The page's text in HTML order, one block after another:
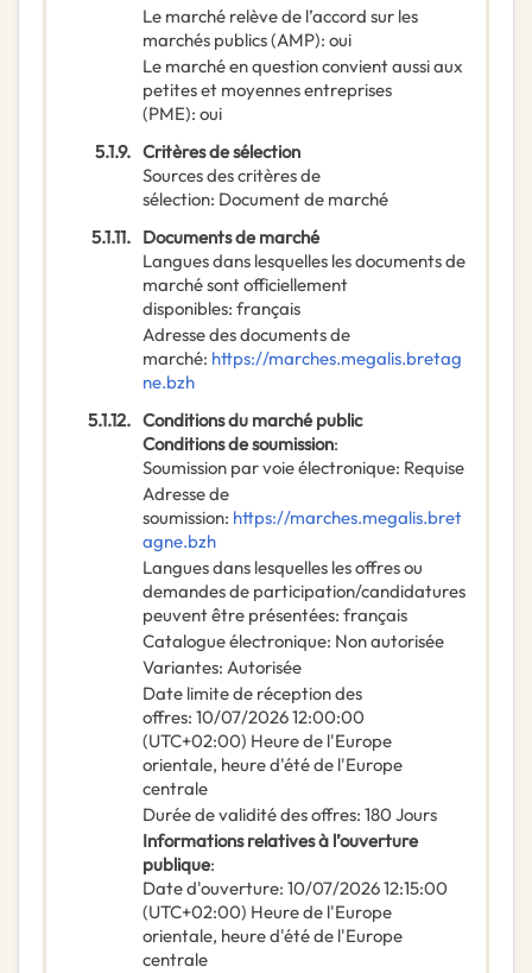
Le marché relève de l’accord sur les
marchés publics (AMP): oui
Le marché en question convient aussi aux
petites et moyennes entreprises
(PME): oui
5.1.9. Critères de sélection
Sources des critères de
sélection: Document de marché
5.1.11. Documents de marché
Langues dans lesquelles les documents de
marché sont officiellement
disponibles: français
Adresse des documents de
marché: https://marches.megalis.bretag
ne.bzh
5.1.12. Conditions du marché public
Conditions de soumission:
Soumission par voie électronique: Requise
Adresse de
soumission: https://marches.megalis.bret
agne.bzh
Langues dans lesquelles les offres ou
demandes de participation/candidatures
peuvent être présentées: français
Catalogue électronique: Non autorisée
Variantes: Autorisée
Date limite de réception des
offres: 10/07/202612:00:00
(UTC+02:00) Heure de l'Europe
orientale, heure d'été de l'Europe
centrale
Durée de validité des offres: 180 Jours
Informations relatives à l’ouverture
publique:
Date d'ouverture: 10/07/202612:15:00
(UTC+02:00) Heure de l'Europe
orientale, heure d'été de l'Europe
centrale